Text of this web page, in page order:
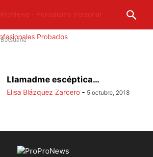
Botsuana
Llamadme escéptica…
Elisa Blázquez Zarcero - 5 octubre, 2018